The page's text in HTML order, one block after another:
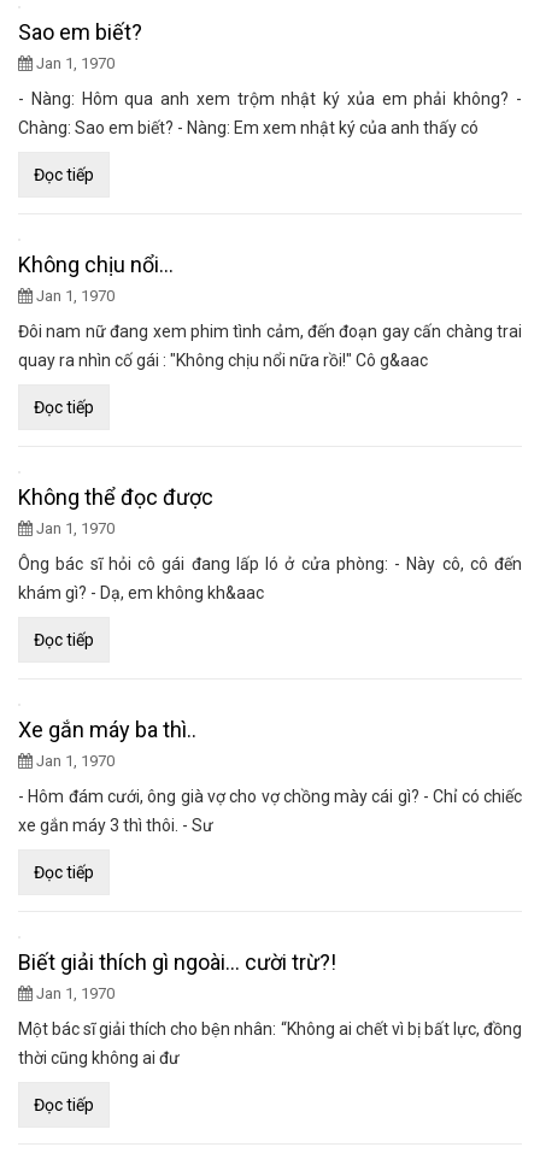
Sao em biết?
Jan 1, 1970
- Nàng: Hôm qua anh xem trộm nhật ký xủa em phải không? -
Chàng: Sao em biết? - Nàng: Em xem nhật ký của anh thấy có
Đọc tiếp
Không chịu nổi…
Jan 1, 1970
Đôi nam nữ đang xem phim tình cảm, đến đoạn gay cấn chàng trai
quay ra nhìn cố gái : "Không chịu nổi nữa rồi!" Cô g&aac
Đọc tiếp
Không thể đọc được
Jan 1, 1970
Ông bác sĩ hỏi cô gái đang lấp ló ở cửa phòng: - Này cô, cô đến
khám gì? - Dạ, em không kh&aac
Đọc tiếp
Xe gắn máy ba thì..
Jan 1, 1970
- Hôm đám cưới, ông già vợ cho vợ chồng mày cái gì? - Chỉ có chiếc
xe gắn máy 3 thì thôi. - Sư
Đọc tiếp
Biết giải thích gì ngoài… cười trừ?!
Jan 1, 1970
Một bác sĩ giải thích cho bện nhân: “Không ai chết vì bị bất lực, đồng
thời cũng không ai đư
Đọc tiếp